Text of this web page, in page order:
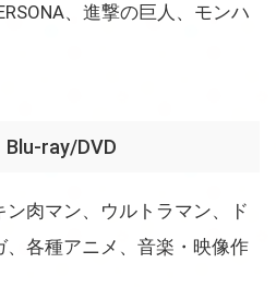
、進撃の巨人、モンハ
Blu-ray/DVD
肉マン、ウルトラマン、ド
、各種アニメ、音楽・映像作